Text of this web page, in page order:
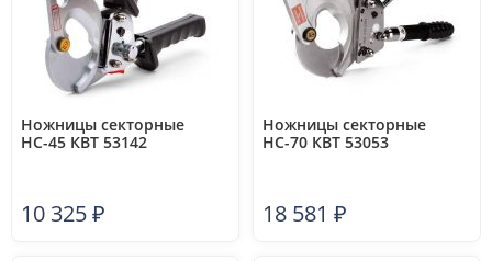
Ножницы секторные
НС-45 КВТ 53142
10 325₽
Ножницы секторные
НС-70 КВТ 53053
18 581 ₽